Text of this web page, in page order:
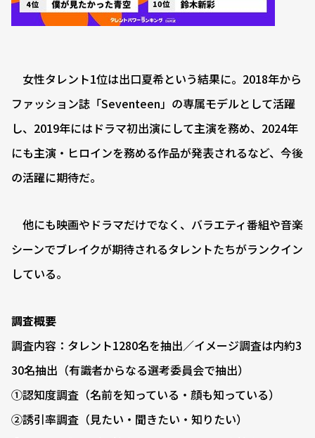
女性タレント1位は出口夏希という結果に。2018年から
ファッション誌「Seventeen」の専属モデルとして活躍
し、2019年にはドラマ初出演にして主演を務め、2024年
にも主演・ヒロインを務める作品が発表されるなど、今後
の活躍に期待だ。
他にも映画やドラマだけでなく、バラエティ番組や音楽
シーンでブレイクが期待されるタレントたちがランクイン
している。
調査概要
調査内容：タレント1280名を抽出／イメージ調査は内約3
30名抽出（有識者からなる選考委員会で抽出）
①認知度調査（名前を知っている・顔も知っている）
②誘引率調査（見たい・聞きたい・知りたい）